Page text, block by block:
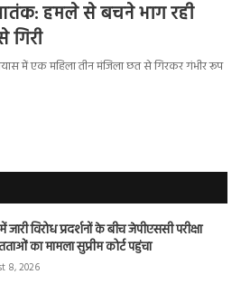
हमले से बचने भाग रही
गिरी
में एक महिला तीन मंजिला छत से गिरकर गंभीर रूप
विरोध प्रदर्शनों के बीच जेपीएससी परीक्षा
का मामला सुप्रीम कोर्ट पहुंचा
8, 2026